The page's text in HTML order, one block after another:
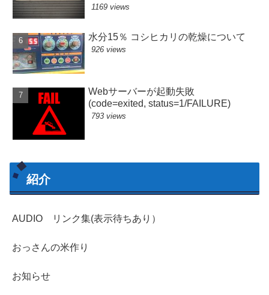
1169 views
水分15％ コシヒカリの乾燥について
926 views
Webサーバーが起動失敗
(code=exited, status=1/FAILURE)
793 views
紹介
AUDIO リンク集(表示待ちあり）
おっさんの米作り
お知らせ